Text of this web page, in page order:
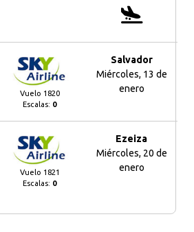
Vuelo 1820
Escalas: 0
Salvador
Miércoles, 13 de
enero
Vuelo 1821
Escalas: 0
Ezeiza
Miércoles, 20 de
enero